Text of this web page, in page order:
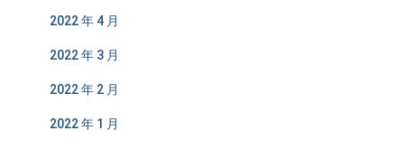
2022 年 4 月
2022 年 3 月
2022 年 2 月
2022 年 1 月